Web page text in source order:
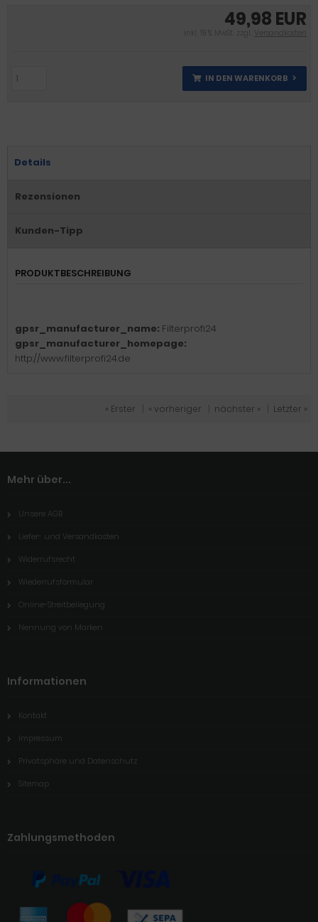
49,98 EUR
inkl. 19 % MwSt. zzgl. Versandkosten
IN DEN WARENKORB
Details
Rezensionen
Kunden-Tipp
PRODUKTBESCHREIBUNG
gpsr_manufacturer_name: Filterprofi24
gpsr_manufacturer_homepage:
http://www.filterprofi24.de
« Erster « vorheriger nächster » Letzter »
Mehr über...
Unsere AGB
Liefer- und Versandkosten
Widerrufsrecht
Wiederrufsformular
Online-Streitbeilegung
Nennung von Marken
Informationen
Kontakt
Impressum
Privatsphäre und Datenschutz
Sitemap
Zahlungsmethoden